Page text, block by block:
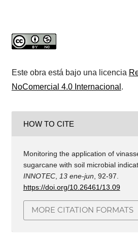
Este obra está bajo una licencia
NoComercial 4.0 Internacional .
HOW TO CITE
Monitoring the application of
sugarcane with soil microbial
INNOTEC, 13 ene-jun , 92-97.
https://doi.org/10.26461/13.09
MORE CITATION FORMATS